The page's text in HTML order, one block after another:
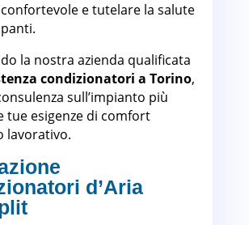
e tutelare la salute
la nostra azienda qualificata
condizionatori a Torino,
sull’impianto più
tue esigenze di comfort
lavorativo.
d’Aria